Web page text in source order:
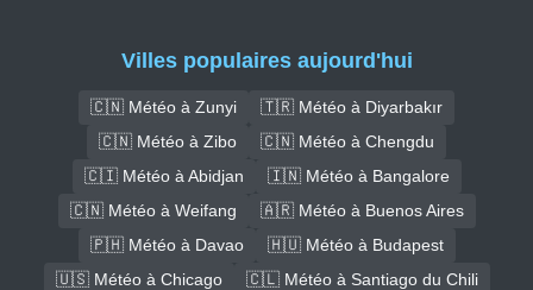
Villes populaires aujourd'hui
🇨🇳 Météo à Zunyi
🇹🇷 Météo à Diyarbakır
🇨🇳 Météo à Zibo
🇨🇳 Météo à Chengdu
🇨🇮 Météo à Abidjan
🇮🇳 Météo à Bangalore
🇨🇳 Météo à Weifang
🇦🇷 Météo à Buenos Aires
🇵🇭 Météo à Davao
🇭🇺 Météo à Budapest
🇺🇸 Météo à Chicago
🇨🇱 Météo à Santiago du Chili